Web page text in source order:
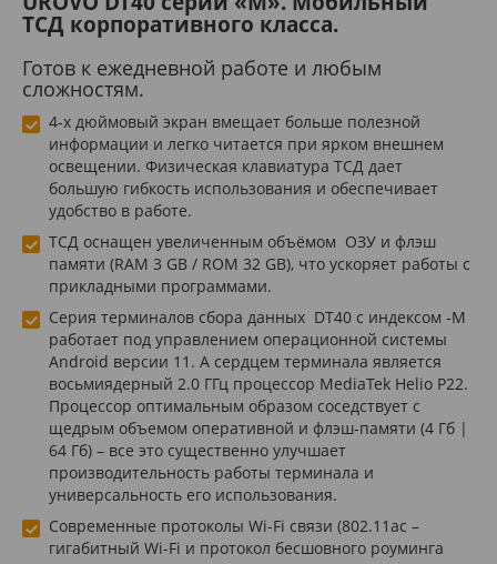
ТСД корпоративного класса.
Готов к ежедневной работе и любым
сложностям.
4-х дюймовый экран вмещает больше полезной
информации и легко читается при ярком внешнем
освещении. Физическая клавиатура ТСД дает
большую гибкость использования и обеспечивает
удобство в работе.
ТСД оснащен увеличенным объёмом ОЗУ и флэш
памяти (RAM 3 GB / ROM 32 GB), что ускоряет работы с
прикладными программами.
Серия терминалов сбора данных DT40 с индексом -M
работает под управлением операционной системы
Android версии 11. А сердцем терминала является
восьмиядерный 2.0 ГГц процессор MediaTek Helio P22.
Процессор оптимальным образом соседствует с
щедрым объемом оперативной и флэш-памяти (4 Гб |
64 Гб) – все это существенно улучшает
производительность работы терминала и
универсальность его использования.
Современные протоколы Wi-Fi связи (802.11ac –
гигабитный Wi-Fi и протокол бесшовного роуминга